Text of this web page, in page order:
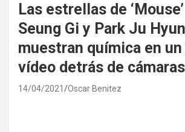
Las estrellas de
Seung Gi y Park Ju Hyun
muestran química en
vídeo detrás de cámaras
14/04/2021 Oscar Benitez